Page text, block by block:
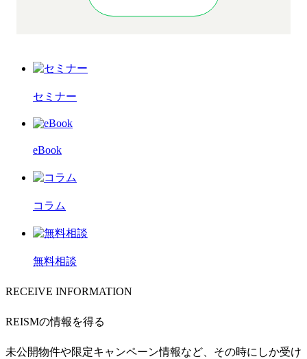
セミナー
eBook
コラム
無料相談
RECEIVE INFORMATION
REISMの情報を得る
未公開物件や限定キャンペーン情報など、その時にしか受け